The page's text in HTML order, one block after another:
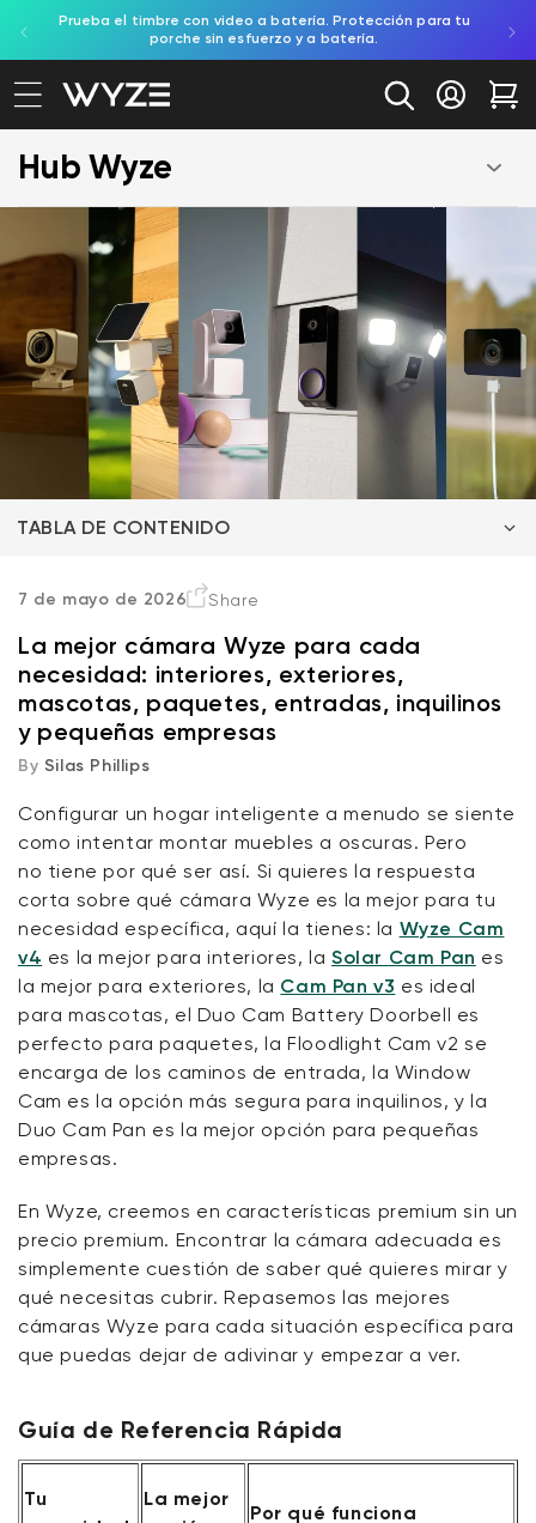
al contenido
de accesibilidad
Prueba el timbre con video a batería. Protección para tu
porche sin esfuerzo y a batería.
Iniciar
Hub Wyze
TABLA DE CONTENIDO
Guía de Referencia Rápida
La mejor cámara Wyze para interiores
Nuestra favorita: Wyze Cam v4
La mejor cámara Wyze para exteriores
Nuestra favorita: Wyze Solar Cam Pan
La mejor cámara Wyze para mascotas
Nuestra favorita: Wyze Cam Pan v3
La mejor cámara Wyze para paquetes
Nuestra favorita: Wyze Duo Cam Battery Doorbell
La mejor cámara Wyze para entradas de vehículos
Nuestra favorita: Wyze Floodlight Cam v2
La mejor cámara Wyze para inquilinos
Nuestra favorita: Wyze Window Cam
7 de mayo de 2026 Share
La mejor cámara Wyze para cada
necesidad: interiores, exteriores,
mascotas, paquetes, entradas, inquilinos
y pequeñas empresas
By Silas Phillips
Configurar un hogar inteligente a menudo se siente
como intentar montar muebles a oscuras. Pero
no tiene por qué ser así. Si quieres la respuesta
corta sobre qué cámara Wyze es la mejor para tu
necesidad específica, aquí la tienes: la Wyze Cam
v4 es la mejor para interiores, laSolar Cam Pan es
la mejor para exteriores, la Cam Pan v3 es ideal
para mascotas, el Duo Cam Battery Doorbell es
perfecto para paquetes, la Floodlight Cam v2 se
encarga de los caminos de entrada, la Window
Cam es la opción más segura para inquilinos, y la
Duo Cam Pan es la mejor opción para pequeñas
empresas.
En Wyze, creemos en características premium sin un
precio premium. Encontrar la cámara adecuada es
simplemente cuestión de saber qué quieres mirar y
qué necesitas cubrir. Repasemos las mejores
cámaras Wyze para cada situación específica para
que puedas dejar de adivinar y empezar a ver.
Guía de Referencia Rápida
Tu
La mejor
Por qué funciona
Wyze Cam v4 + Tarjeta MicroSD de
32 GB
More
59,98 US$
63,96 US$
Add to cart
More options